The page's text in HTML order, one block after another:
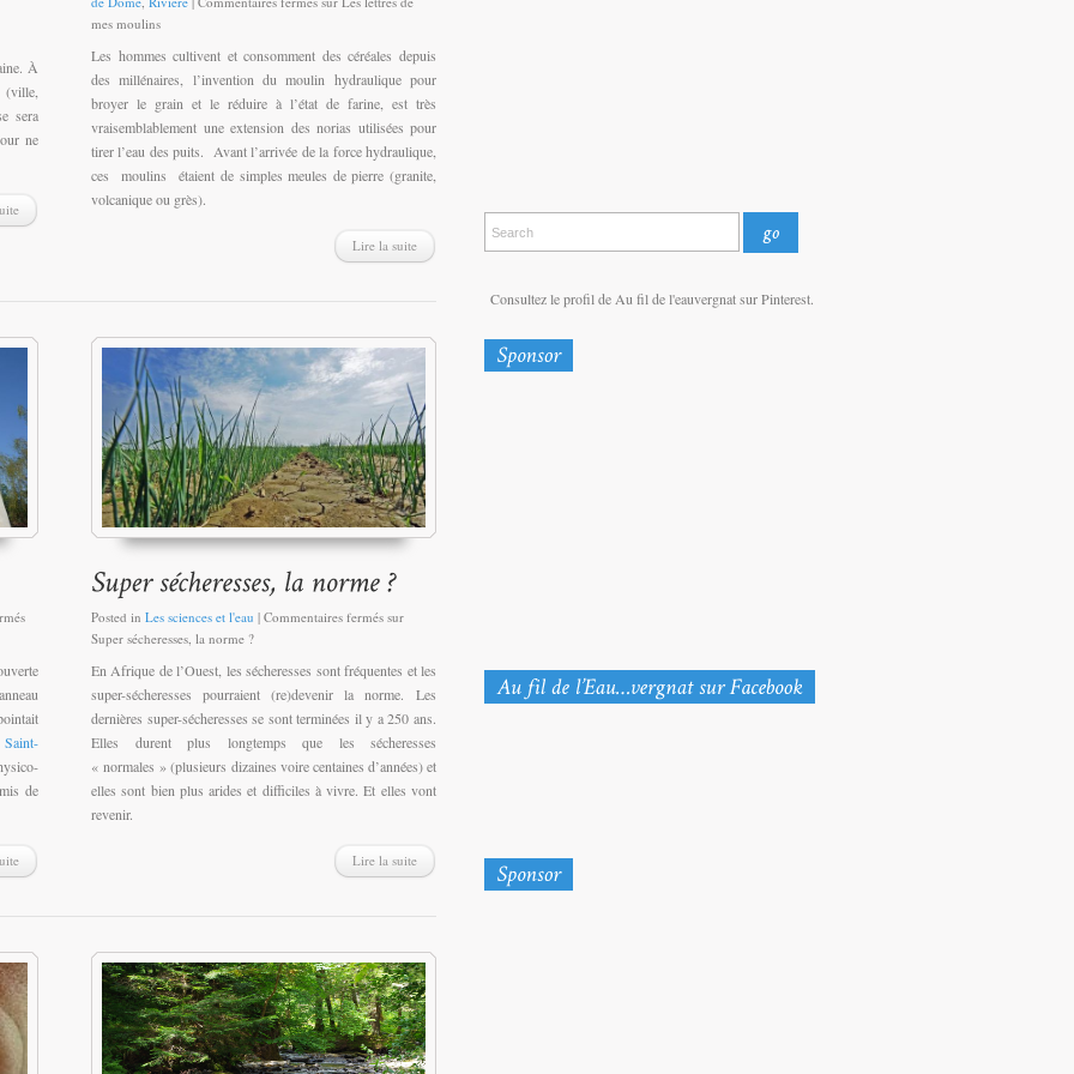
À
sera
ne
mes moulins
Les hommes cultivent et consomment des céréales depuis
des millénaires, l’invention du moulin hydraulique pour
broyer le grain et le réduire à l’état de farine, est très
vraisemblablement une extension des norias utilisées pour
tirer l’eau des puits. Avant l’arrivée de la force hydraulique,
ces moulins étaient de simples meules de pierre (granite,
volcanique ou grès).
Lire la suite
Saint-
de
Posted in Les sciences et l'eau | Commentaires fermés sur
Super sécheresses, la norme ?
En Afrique de l’Ouest, les sécheresses sont fréquentes et les
super-sécheresses pourraient (re)devenir la norme. Les
dernières super-sécheresses se sont terminées il y a 250 ans.
Elles durent plus longtemps que les sécheresses
« normales » (plusieurs dizaines voire centaines d’années) et
elles sont bien plus arides et difficiles à vivre. Et elles vont
revenir.
Lire la suite
Consultez le profil de Au fil de l'eauvergnat sur Pinterest.